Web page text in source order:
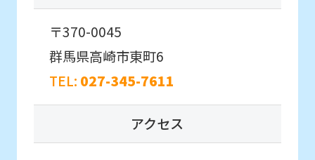
〒370-0045
群馬県高崎市東町6
TEL: 027-345-7611
アクセス
translation.
translation
may
differ
from
the